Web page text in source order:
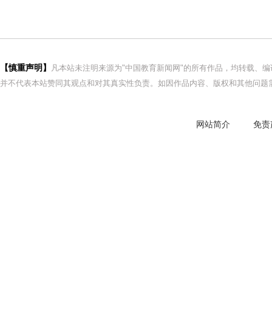
【慎重声明】
凡本站未注明来源为"中国教育新闻网"的所有作品，均转载、
并不代表本站赞同其观点和对其真实性负责。如因作品内容、版权和其他问
网站简介 免责